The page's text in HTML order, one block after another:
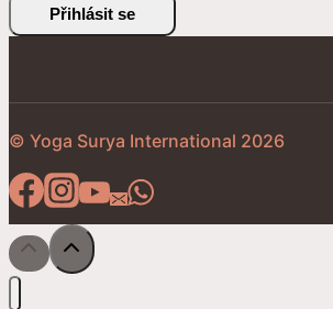
Přihlásit se
© Yoga Surya International 2026